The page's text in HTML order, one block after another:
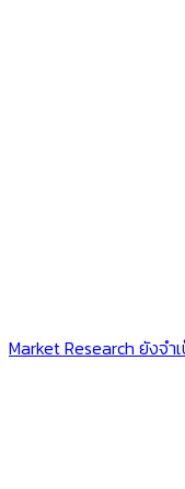
Market Research ยังจำ